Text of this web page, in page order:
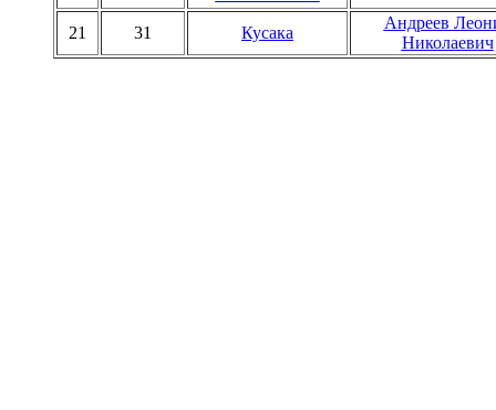
21 31 Кусака
Андреев
Николаевич